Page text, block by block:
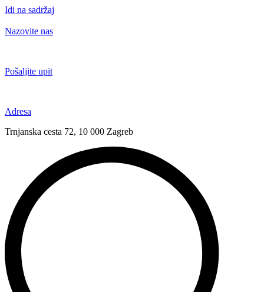
Idi na sadržaj
Nazovite nas
Pošaljite upit
Adresa
Trnjanska cesta 72, 10 000 Zagreb